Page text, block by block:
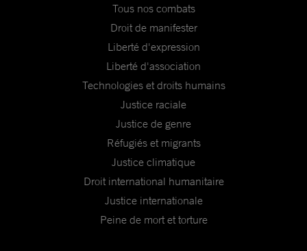
Tous nos combats
Droit de manifester
Liberté d'expression
Liberté d'association
Technologies et droits humains
Justice raciale
Justice de genre
Réfugiés et migrants
Justice climatique
Droit international humanitaire
Justice internationale
Peine de mort et torture